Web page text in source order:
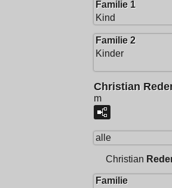
Familie 1
Kind
Familie 2
Kinder
Christian
m
alle
Christian
Familie